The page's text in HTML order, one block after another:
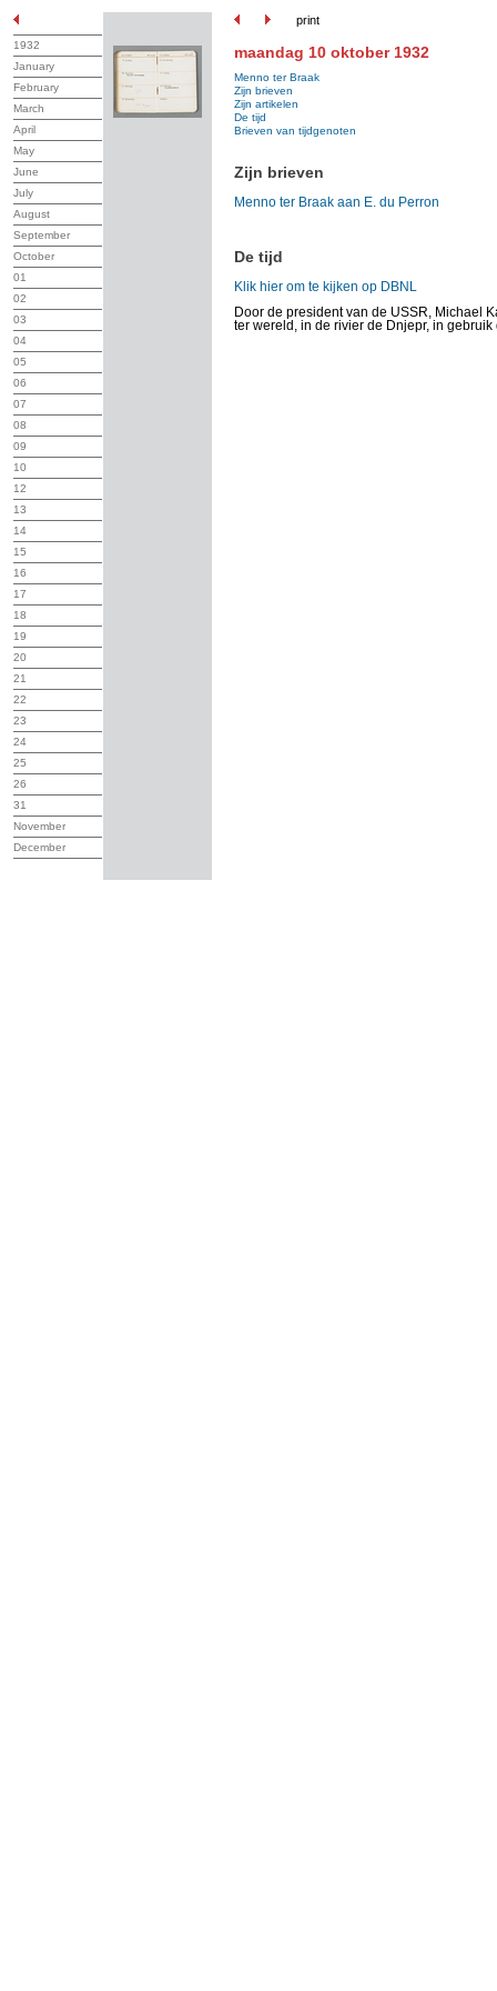
print
1932
January
February
March
April
May
June
July
August
September
October
01
02
03
04
05
06
07
08
09
10
12
13
14
15
16
17
18
19
20
21
22
23
24
25
26
31
November
December
maandag 10 oktober 1932
Menno ter Braak
Zijn brieven
Zijn artikelen
De tijd
Brieven van tijdgenoten
Zijn brieven
Menno ter Braak aan E. du Perron
De tijd
Klik hier om te kijken op DBNL
Door de president van de USSR, Michael
ter wereld, in de rivier de Dnjepr, in gebruik